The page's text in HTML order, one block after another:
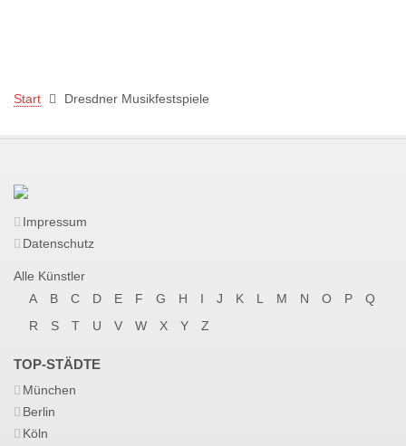
Start Dresdner Musikfestspiele
Impressum
Datenschutz
Alle Künstler
A
B C D E F G H I J K L M N O P
Q
R
S T U V W X Y Z
TOP-STÄDTE
München
Berlin
Köln